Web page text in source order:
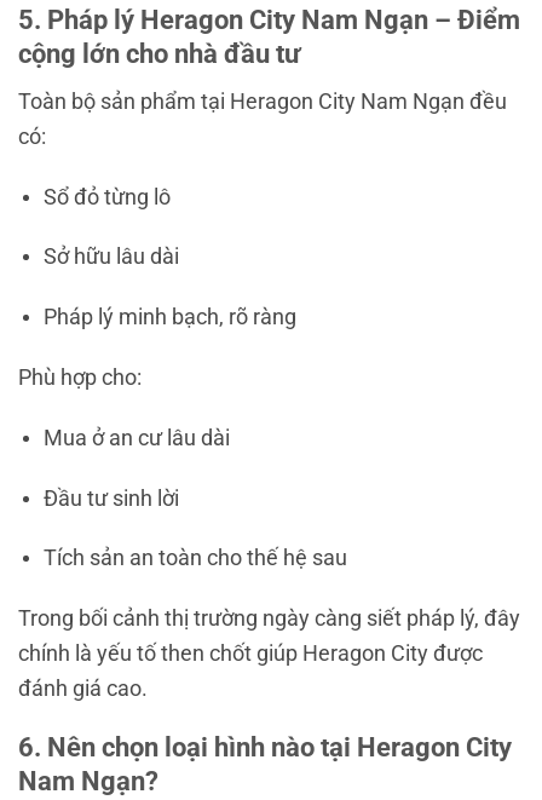
5. Pháp lý Heragon City Nam Ngạn – Điểm
cộng lớn cho nhà đầu tư
Toàn bộ sản phẩm tại Heragon City Nam Ngạn đều
có:
Sổ đỏ từng lô
Sở hữu lâu dài
Pháp lý minh bạch, rõ ràng
Phù hợp cho:
Mua ở an cư lâu dài
Đầu tư sinh lời
Tích sản an toàn cho thế hệ sau
Trong bối cảnh thị trường ngày càng siết pháp lý, đây
chính là yếu tố then chốt giúp Heragon City được
đánh giá cao.
6. Nên chọn loại hình nào tại Heragon City
Nam Ngạn?